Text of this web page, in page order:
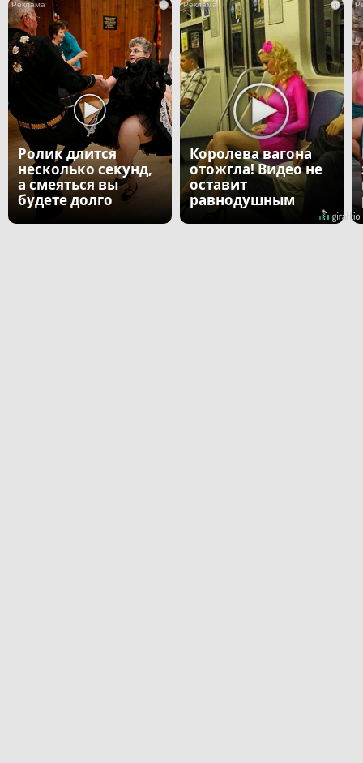
i
Ролик длится
несколько секунд,
а смеяться вы
будете долго
i
Королева вагона
отожгла! Видео не
оставит
равнодушным